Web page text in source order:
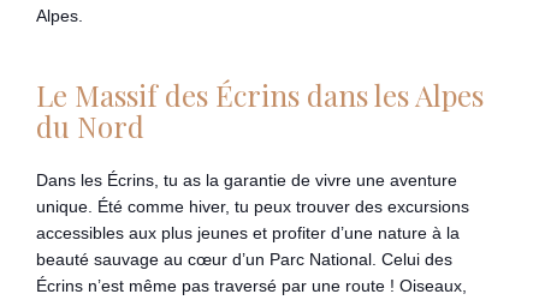
Alpes.
Le Massif des Écrins dans les Alpes
du Nord
Dans les Écrins, tu as la garantie de vivre une aventure
unique. Été comme hiver, tu peux trouver des excursions
accessibles aux plus jeunes et profiter d’une nature à la
beauté sauvage au cœur d’un Parc National. Celui des
Écrins n’est même pas traversé par une route ! Oiseaux,